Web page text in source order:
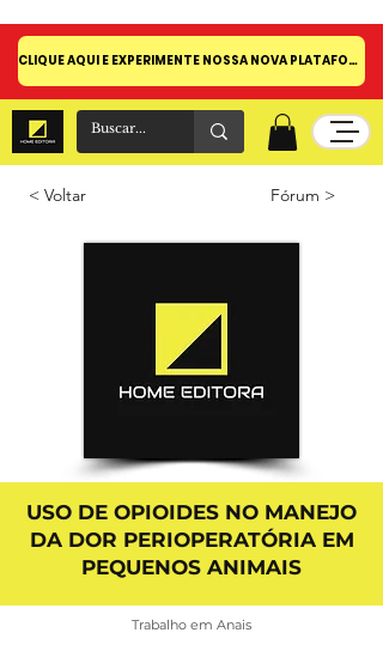
CLIQUE AQUI E EXPERIMENTE NOSSA NOVA PLATAFORMA!
< Voltar Fórum >
USO DE OPIOIDES NO MANEJO
DA DOR PERIOPERATÓRIA EM
PEQUENOS ANIMAIS
Trabalho em Anais